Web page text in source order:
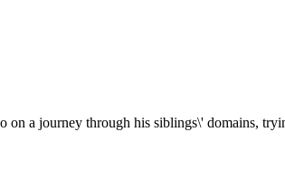
on a journey through his siblings\' domains,